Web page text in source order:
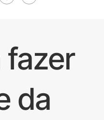
fazer
da